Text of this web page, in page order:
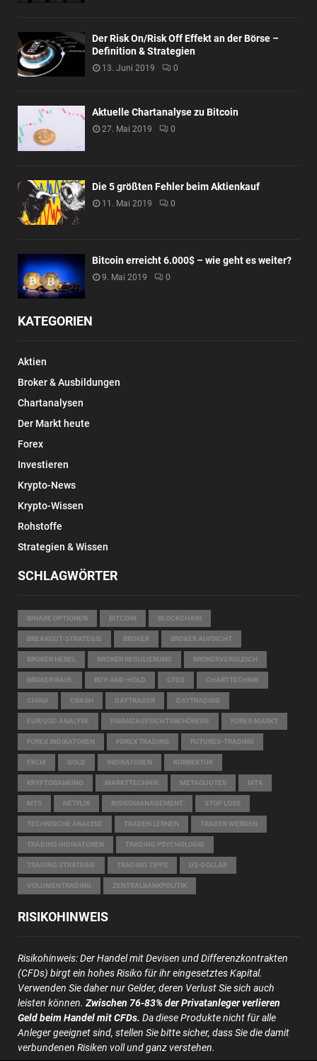
Der Risk On/Risk Off Effekt an der Börse –
Definition & Strategien
13. Juni 2019 0
Aktuelle Chartanalyse zu Bitcoin
27. Mai 2019 0
Die 5 größten Fehler beim Aktienkauf
11. Mai 2019 0
Bitcoin erreicht 6.000$ – wie geht es weiter?
9. Mai 2019 0
KATEGORIEN
Aktien
Broker & Ausbildungen
Chartanalysen
Der Markt heute
Forex
Investieren
Krypto-News
Krypto-Wissen
Rohstoffe
Strategien & Wissen
SCHLAGWÖRTER
BINÄRE OPTIONEN BITCOIN BLOCKCHAIN
BREAKOUT-STRATEGIE BROKER BROKER AUFSICHT
BROKER HEBEL BROKER REGULIERUNG BROKERVERGLEICH
BROKERWAHL BUY-AND-HOLD CFDS CHARTTECHNIK
CHINA CRASH DAYTRADER DAYTRADING
EUR/USD ANALYSE FINANZAUFSICHTSBEHÖREDE FOREX-MARKT
FOREX INDIKATOREN FOREX TRADING FUTURES-TRADING
FXCM GOLD INDIKATOREN KORREKTUR
KRYPTOBANKING MARKTTECHNIK METAQUOTES MT4
MT5 NETFLIX RISIKOMANAGEMENT STOP LOSS
TECHNISCHE ANALYSE TRADEN LERNEN TRADER WERDEN
TRADING INDIKATOREN TRADING PSYCHOLOGIE
TRADING STRATEGIE TRADING TIPPS US-DOLLAR
VOLUMENTRADING ZENTRALBANKPOLITIK
RISIKOHINWEIS
Risikohinweis: Der Handel mit Devisen und Differenzkontrakten
(CFDs) birgt ein hohes Risiko für ihr eingesetztes Kapital.
Verwenden Sie daher nur Gelder, deren Verlust Sie sich auch
leisten können.Zwischen 76-83% der Privatanleger verlieren
Geld beim Handel mit CFDs. Da diese Produkte nicht für alle
Anleger geeignet sind, stellen Sie bitte sicher, dass Sie die damit
verbundenen Risiken voll und ganz verstehen.